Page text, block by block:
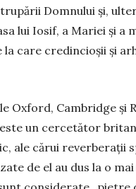
Domnului și,
lui Iosif, a Mariei și a
care credincioșii și
Oxford, Cambridge și
un cercetător
ale cărui reverberații
de el au dus la o